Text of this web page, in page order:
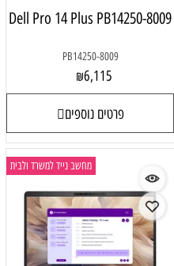
Dell Pro 14 Plus PB14250-8009
PB14250-8009
₪6,115
פרטים נוספים
מחשב נייד למשרד ולבית